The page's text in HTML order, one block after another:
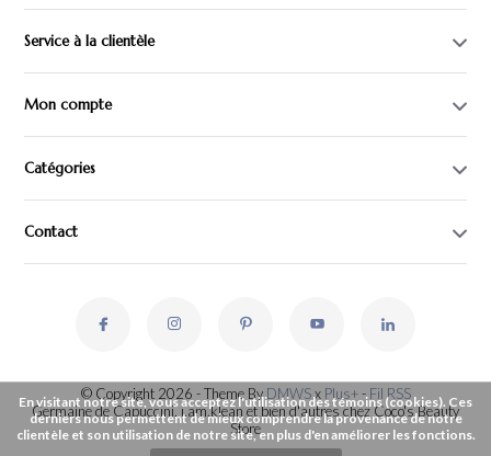
Service à la clientèle
Mon compte
Catégories
Contact
© Copyright 2026 - Theme ByDMWSx Plus+-Fil RSS
Germaine de Capuccini, i.am.klean et bien d'autres chez Coco's Beauty
Store
En visitant notre site, vous acceptez l'utilisation des témoins (cookies). Ces
derniers nous permettent de mieux comprendre la provenance de notre
clientèle et son utilisation de notre site, en plus d'en améliorer les fonctions.